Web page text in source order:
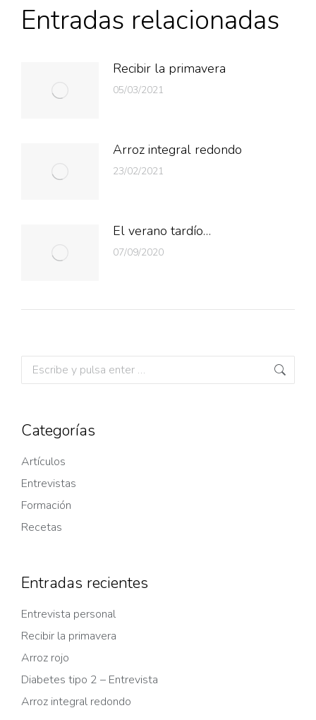
Entradas relacionadas
Recibir la primavera
05/03/2021
Arroz integral redondo
23/02/2021
El verano tardío…
07/09/2020
Categorías
Artículos
Entrevistas
Formación
Recetas
Entradas recientes
Entrevista personal
Recibir la primavera
Arroz rojo
Diabetes tipo 2 – Entrevista
Arroz integral redondo